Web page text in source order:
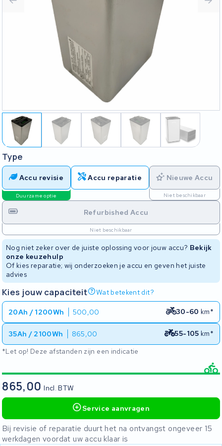
Type
Accu revisie
Duurzame optie
Accu reparatie Nieuwe Accu
Niet beschikbaar
Refurbished Accu
Niet beschikbaar
Nog niet zeker over de juiste oplossing voor jouw accu? Bekijk
onze keuzehulp
Of kies reparatie; wij onderzoeken je accu en geven het juiste
advies
Kies jouw capaciteit Wat betekent dit?
20Ah / 1200Wh 500,00 30-60 km*
35Ah / 2100Wh 865,00 55-105 km*
*Let op! Deze afstanden zijn een indicatie
865,00Incl. BTW
Service aanvragen
Bij revisie of reparatie duurt het na ontvangst ongeveer 15
werkdagen voordat uw accu klaar is